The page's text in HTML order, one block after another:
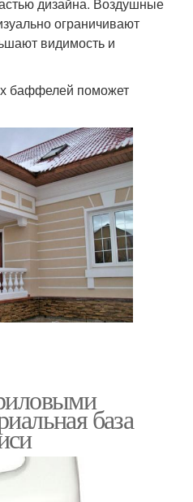
ограничивают
видимость и
баффелей поможет
база